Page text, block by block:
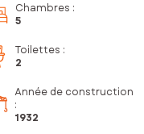
Chambres :
5
Toilettes :
2
Année de construction
:
1932